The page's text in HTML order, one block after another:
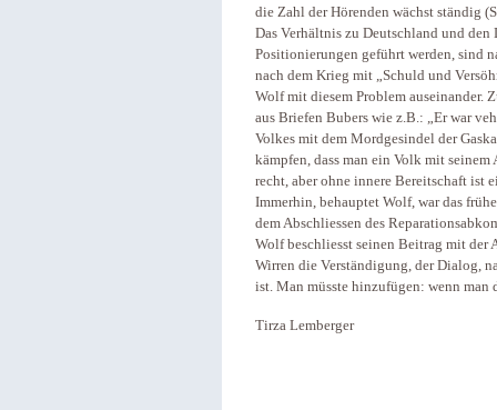
die Zahl der Hörenden wächst ständig
Das Verhältnis zu Deutschland und
Positionierungen geführt werden, sind
nach dem Krieg mit „Schuld und
Wolf mit diesem Problem
aus Briefen Bubers wie z.B.: „Er war
Volkes mit dem Mordgesindel der
kämpfen, dass man ein Volk mit
recht, aber ohne innere Bereitschaft ist
Immerhin, behauptet Wolf, war das
dem Abschliessen des
Wolf beschliesst seinen Beitrag mit
Wirren die Verständigung, der Dialog,
ist. Man müsste hinzufügen: wenn
Tirza Lemberger